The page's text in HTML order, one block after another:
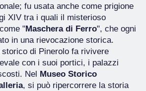
fu usata anche come prigione
XIV tra i quali il misterioso
"Maschera di Ferro", che ogni
in una rievocazione storica.
di Pinerolo fa rivivere
con i suoi portici, i palazzi
Nel Museo Storico
, si può ripercorrere la storia